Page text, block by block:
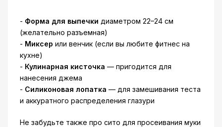
- Форма для выпечки диаметром 22–24 см
(желательно разъемная)
- Миксер или венчик (если вы любите фитнес на
кухне)
- Кулинарная кисточка — пригодится для
нанесения джема
- Силиконовая лопатка — для замешивания теста
и аккуратного распределения глазури
Не забудьте также про сито для просеивания муки